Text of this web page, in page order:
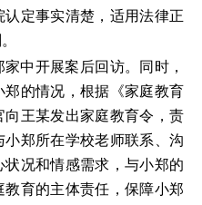
定事实清楚，适用法律正
中开展案后回访。同时，
的情况，根据《家庭教育
王某发出家庭教育令，责
郑所在学校老师联系、沟
况和情感需求，与小郑的
育的主体责任，保障小郑